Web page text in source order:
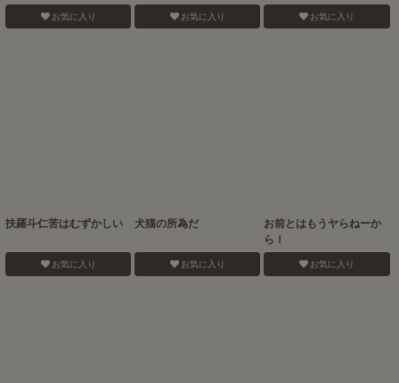
お気に入り お気に入り お気に入り
扶羅斗仁苦はむずかしい
お気に入り
犬猫の所為だ
お気に入り
お前とはもうヤらねーか
ら！
お気に入り